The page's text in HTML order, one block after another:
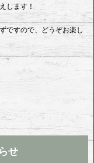
します！
ですので、どうぞお楽し
せ